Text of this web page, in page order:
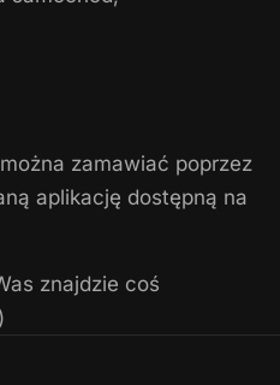
zamawiać poprzez
aplikację dostępną na
znajdzie coś